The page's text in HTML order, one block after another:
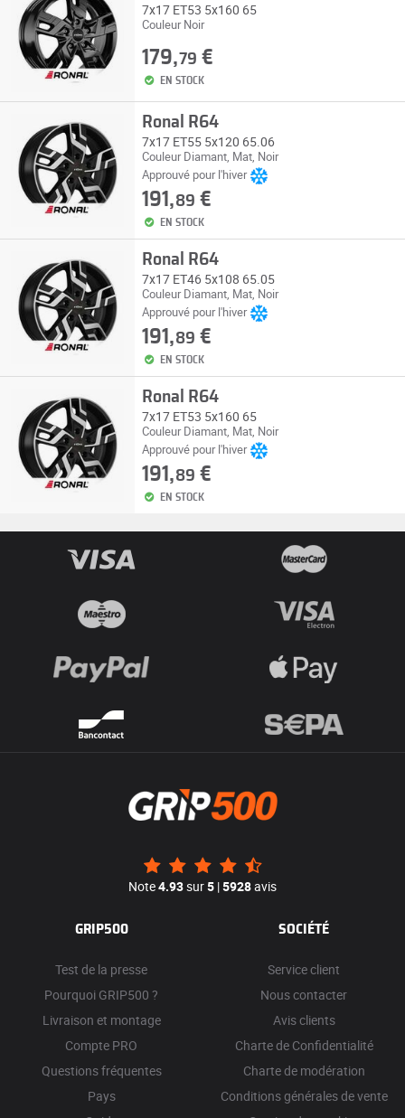
7x17 ET53 5x160 65
Couleur Noir
179,79 €
EN STOCK
Ronal R64
7x17 ET55 5x120 65.06
Couleur Diamant, Mat, Noir
Approuvé pour l'hiver
191,89 €
EN STOCK
Ronal R64
7x17 ET46 5x108 65.05
Couleur Diamant, Mat, Noir
Approuvé pour l'hiver
191,89 €
EN STOCK
Ronal R64
7x17 ET53 5x160 65
Couleur Diamant, Mat, Noir
Approuvé pour l'hiver
191,89 €
EN STOCK
Note4.93sur5 |5928avis
GRIP500
Test de la presse
Pourquoi GRIP500 ?
Livraison et montage
Compte PRO
Questions fréquentes
Pays
SOCIÉTÉ
Service client
Nous contacter
Avis clients
Charte de Confidentialité
Charte de modération
Conditions générales de vente